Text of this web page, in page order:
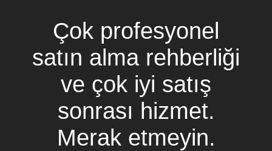
Çok profesyonel
satın alma rehberliği
ve çok iyi satış
sonrası hizmet.
Merak etmeyin.